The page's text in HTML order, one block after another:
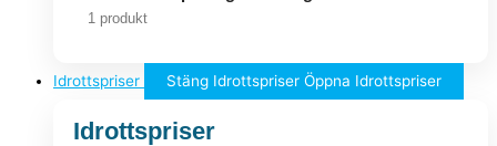
1 produkt
Idrottspriser Stäng Idrottspriser Öppna Idrottspriser
Idrottspriser